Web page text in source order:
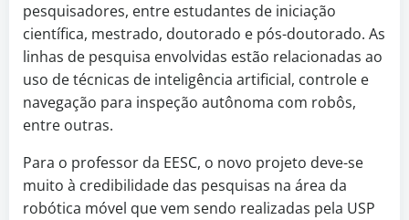
pesquisadores, entre estudantes de iniciação
científica, mestrado, doutorado e pós-doutorado. As
linhas de pesquisa envolvidas estão relacionadas ao
uso de técnicas de inteligência artificial, controle e
navegação para inspeção autônoma com robôs,
entre outras.
Para o professor da EESC, o novo projeto deve-se
muito à credibilidade das pesquisas na área da
robótica móvel que vem sendo realizadas pela USP